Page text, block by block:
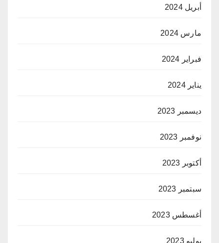
أبريل 2024
مارس 2024
فبراير 2024
يناير 2024
ديسمبر 2023
نوفمبر 2023
أكتوبر 2023
سبتمبر 2023
أغسطس 2023
يوليو 2023